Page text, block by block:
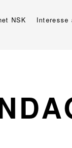
NSK Interesse